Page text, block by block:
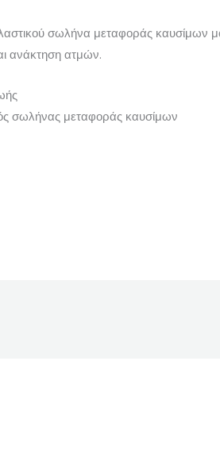
σωλήνα μεταφοράς καυσίμων
ανάκτηση ατμών.
σωλήνας μεταφοράς καυσίμων